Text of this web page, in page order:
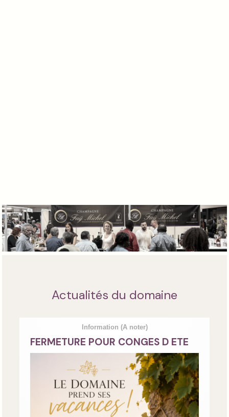
Actualités du domaine
Information (A noter)
FERMETURE POUR CONGES D ETE